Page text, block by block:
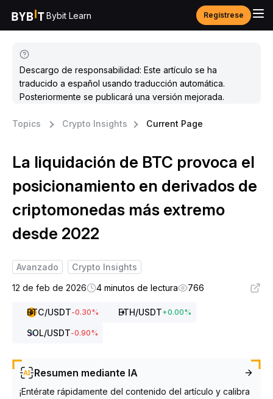
Bybit Learn Regístrese
Descargo de responsabilidad: Este artículo se ha
traducido a español usando traducción automática.
Posteriormente se publicará una versión mejorada.
Topics Crypto Insights Current Page
La liquidación de BTC provoca el
posicionamiento en derivados de
criptomonedas más extremo
desde 2022
Avanzado
Crypto Insights
12 de feb de 2026
4 minutos de lectura 766
BTC/USDT-0.30% ETH/USDT+0.00%
SOL/USDT-0.90%
Resumen mediante IA
¡Entérate rápidamente del contenido del artículo y calibra